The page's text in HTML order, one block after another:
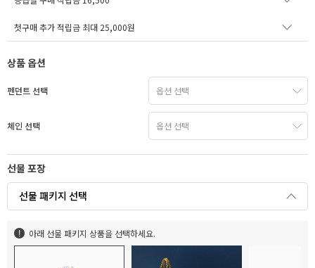
첫구매 추가 적립금 최대 25,000원
상품 옵션
펜던트 선택
체인 선택
선물 포장
선물 패키지 선택
아래 선물 패키지 상품을 선택하세요.